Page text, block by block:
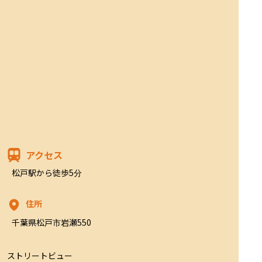
アクセス
松戸駅から徒歩5分
住所
千葉県松戸市岩瀬550
ストリートビュー